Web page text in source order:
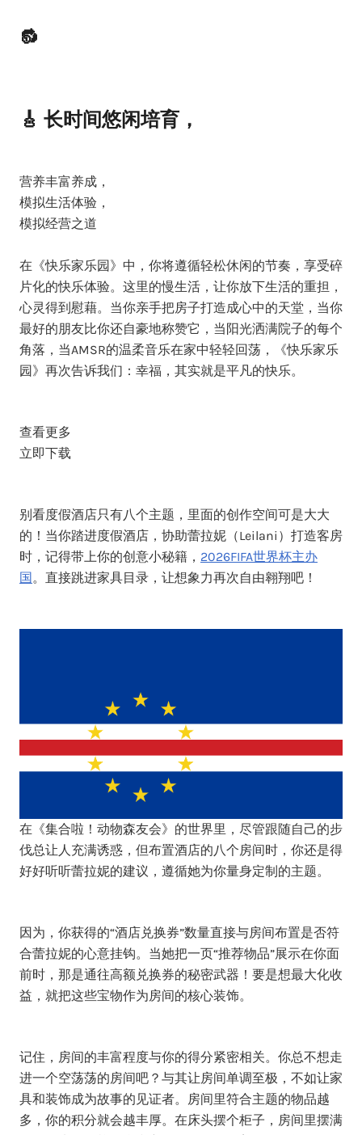
🔂
🎸 长时间悠闲培育，
营养丰富养成，
模拟生活体验，
模拟经营之道
在《快乐家乐园》中，你将遵循轻松休闲的节奏，享受碎
片化的快乐体验。这里的慢生活，让你放下生活的重担，
心灵得到慰藉。当你亲手把房子打造成心中的天堂，当你
最好的朋友比你还自豪地称赞它，当阳光洒满院子的每个
角落，当AMSR的温柔音乐在家中轻轻回荡，《快乐家乐
园》再次告诉我们：幸福，其实就是平凡的快乐。
查看更多
立即下载
别看度假酒店只有八个主题，里面的创作空间可是大大
的！当你踏进度假酒店，协助蕾拉妮（Leilani）打造客房
时，记得带上你的创意小秘籍， 2026FIFA世界杯主办
国。直接跳进家具目录，让想象力再次自由翱翔吧！
在《集合啦！动物森友会》的世界里，尽管跟随自己的步
伐总让人充满诱惑，但布置酒店的八个房间时，你还是得
好好听听蕾拉妮的建议，遵循她为你量身定制的主题。
因为，你获得的“酒店兑换券”数量直接与房间布置是否符
合蕾拉妮的心意挂钩。当她把一页“推荐物品”展示在你面
前时，那是通往高额兑换券的秘密武器！要是想最大化收
益，就把这些宝物作为房间的核心装饰。
记住，房间的丰富程度与你的得分紧密相关。你总不想走
进一个空荡荡的房间吧？与其让房间单调至极，不如让家
具和装饰成为故事的见证者。房间里符合主题的物品越
多，你的积分就会越丰厚。在床头摆个柜子，房间里摆满